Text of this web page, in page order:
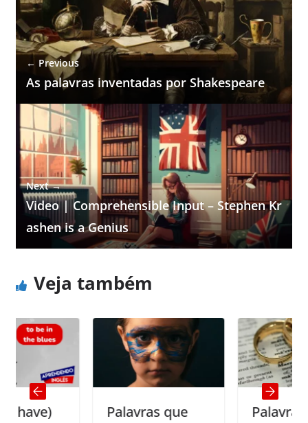
← Previous
As palavras inventadas por Shakespeare
Next →
Video | Comprehensible Input – Stephen Kr
ashen is a Genius
Veja também
Palavras que
Palavras que